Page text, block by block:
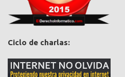
Ciclo de charlas: